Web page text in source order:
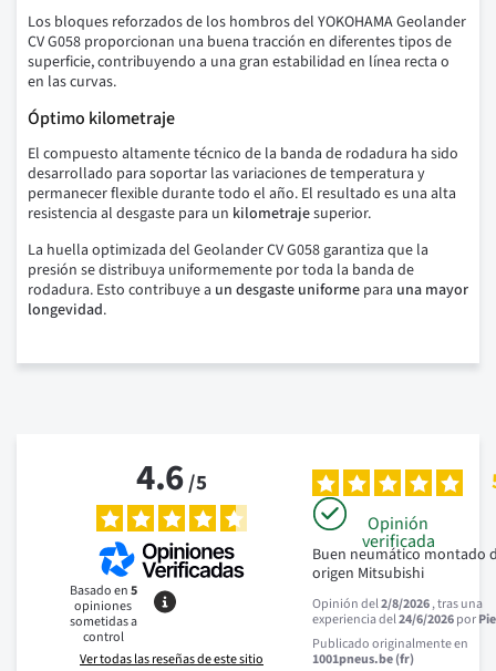
Los bloques reforzados de los hombros del YOKOHAMA Geolander
CV G058 proporcionan una buena tracción en diferentes tipos de
superficie, contribuyendo a una gran estabilidad en línea recta o
en las curvas.
Óptimo kilometraje
El compuesto altamente técnico de la banda de rodadura ha sido
desarrollado para soportar las variaciones de temperatura y
permanecer flexible durante todo el año. El resultado es una alta
resistencia al desgaste para un kilometrajesuperior.
La huella optimizada del Geolander CV G058 garantiza que la
presión se distribuya uniformemente por toda la banda de
rodadura. Esto contribuye a un desgaste uniforme para una mayor
longevidad.
4.6/5
Basado en5
opiniones
sometidas a
control
Ver todas las reseñas de este sitio
Opinión
verificada
Buen neumático montado
origen Mitsubishi
Opinión del2/8/2026, tras una
experiencia del24/6/2026por
Publicado originalmente en
1001pneus.be (fr)